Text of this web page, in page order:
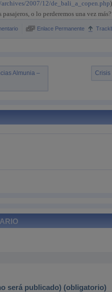
2007/12/de_bali_a_copen.php
o lo perderemos una vez más?
Enlace Permanente
Almunia –
Crisis
será publicado) (obligatorio)